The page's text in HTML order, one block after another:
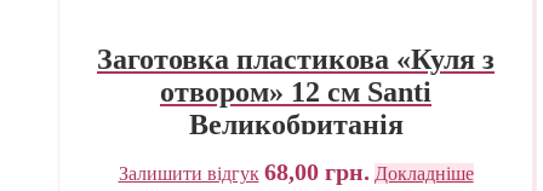
Заготовка пластикова «Куля з
отвором» 12 см Santi
Великобританія
Залишити відгук 68,00 грн. Докладніше